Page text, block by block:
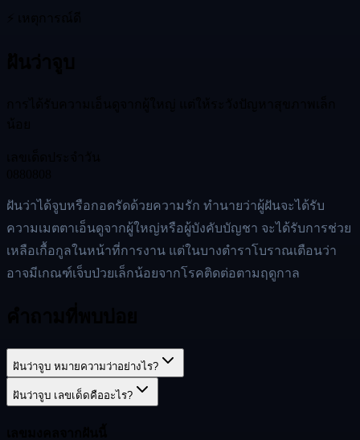
ฝันว่าได้จูบหรือกอดรัดด้วยความรัก ทำนายว่าผู้ฝันจะได้รับ
ความเมตตาเอ็นดูจากผู้ใหญ่หรือผู้บังคับบัญชา จะได้รับการช่วย
เหลือเกื้อกูลในหน้าที่การงาน แต่ในบางตำราโบราณเตือนว่า
อาจมีเกณฑ์เจ็บป่วยเล็กน้อยจากโรคติดต่อตามฤดูกาล
ฝันว่าจูบ หมายความว่าอย่างไร?
ฝันว่าจูบ เลขเด็ดคืออะไร?